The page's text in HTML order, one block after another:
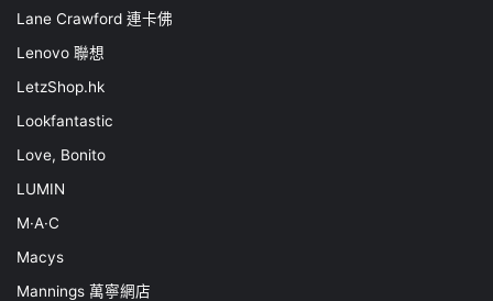
Lane Crawford 連卡佛
Lenovo 聯想
LetzShop.hk
Lookfantastic
Love, Bonito
LUMIN
M·A·C
Macys
Mannings 萬寧網店